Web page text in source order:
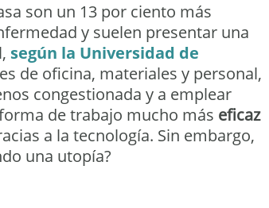
son un 13 por ciento más
y suelen presentar una
según la Universidad de
de oficina, materiales y personal,
congestionada y a emplear
de trabajo mucho más eficaz
a la tecnología. Sin embargo,
una utopía?